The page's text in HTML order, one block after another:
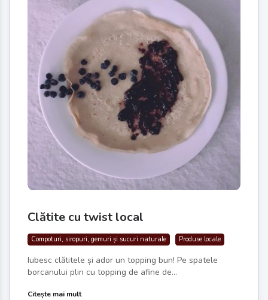
Clătite cu twist local
Compoturi, siropuri, gemuri și sucuri naturale Produse locale
Iubesc clătitele și ador un topping bun! Pe spatele
borcanului plin cu topping de afine de...
Citește mai mult